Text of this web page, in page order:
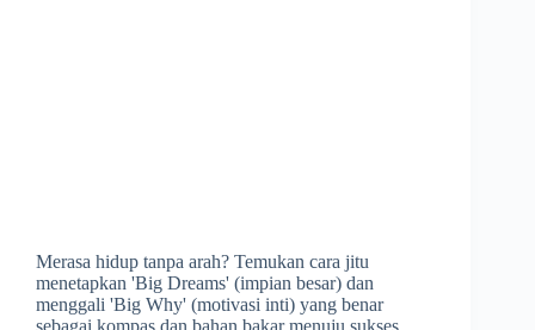
Merasa hidup tanpa arah? Temukan cara jitu
menetapkan 'Big Dreams' (impian besar) dan
menggali 'Big Why' (motivasi inti) yang benar
sebagai kompas dan bahan bakar menuju sukses